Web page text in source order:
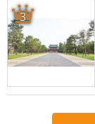
3